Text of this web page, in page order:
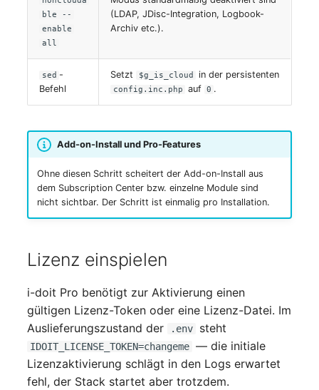
ble --
enable
all
(LDAP, JDisc-Integration, Logbook-
Archiv etc.).
sed -
Befehl
Setzt $g_is_cloud in der persistenten
config.inc.php auf 0 .
Add-on-Install und Pro-Features
Ohne diesen Schritt scheitert der Add-on-Install aus
dem Subscription Center bzw. einzelne Module sind
nicht sichtbar. Der Schritt ist einmalig pro Installation.
Lizenz einspielen
i-doit Pro benötigt zur Aktivierung einen
gültigen Lizenz-Token oder eine Lizenz-Datei. Im
Auslieferungszustand der
.env steht
IDOIT_LICENSE_TOKEN=changeme — die initiale
Lizenzaktivierung schlägt in den Logs erwartet
fehl, der Stack startet aber trotzdem.